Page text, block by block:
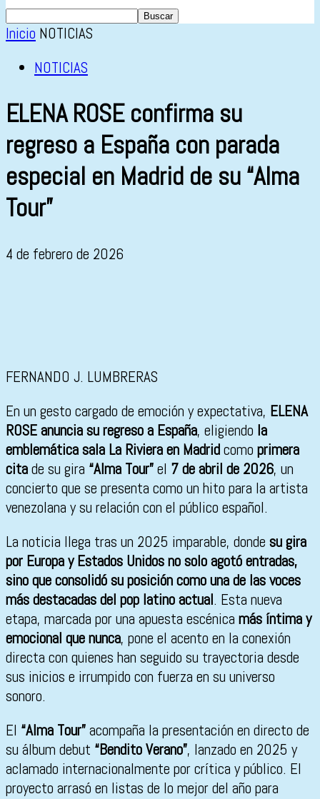
Inicio NOTICIAS
NOTICIAS
ELENA ROSE confirma su
regreso a España con parada
especial en Madrid de su “Alma
Tour”
4 de febrero de 2026
FERNANDO J. LUMBRERAS
En un gesto cargado de emoción y expectativa, ELENA
ROSE anuncia su regreso a España, eligiendo la
emblemática sala La Riviera en Madridcomo primera
citade su gira “Alma Tour”el 7 de abril de 2026, un
concierto que se presenta como un hito para la artista
venezolana y su relación con el público español.
La noticia llega tras un 2025 imparable, donde su gira
por Europa y Estados Unidos no solo agotó entradas,
sino que consolidó su posición como una de las voces
más destacadas del pop latino actual. Esta nueva
etapa, marcada por una apuesta escénica más íntima y
emocional que nunca, pone el acento en la conexión
directa con quienes han seguido su trayectoria desde
sus inicios e irrumpido con fuerza en su universo
sonoro.
El “Alma Tour”acompaña la presentación en directo de
su álbum debut “Bendito Verano”, lanzado en 2025 y
aclamado internacionalmente por crítica y público. El
proyecto arrasó en listas de lo mejor del año para